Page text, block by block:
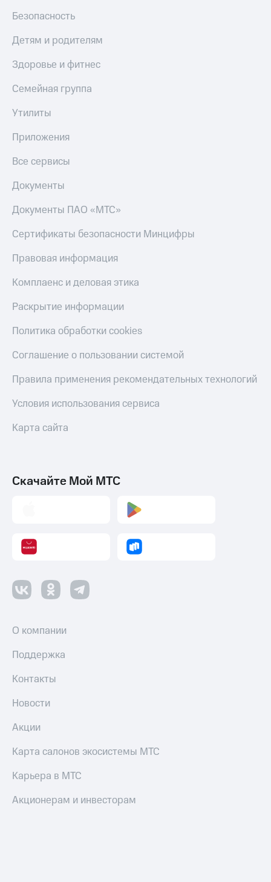
с
телефона
на карту
МТС Pay
по QR-
магазин
и
часы
трекеры
Умный
дом
Планшеты
Акции
скидки
Все
Безопасность
Детям и родителям
Здоровье и фитнес
Семейная группа
Утилиты
Приложения
Все сервисы
Документы
Документы ПАО «МТС»
Сертификаты безопасности Минцифры
Правовая информация
Комплаенс и деловая этика
Раскрытие информации
Политика обработки cookies
Соглашение о пользовании системой
Правила применения рекомендательных технологий
Условия использования сервиса
Карта сайта
Скачайте Мой МТС
О компании
Поддержка
Контакты
Новости
Акции
Карта салонов экосистемы МТС
Карьера в МТС
Акционерам и инвесторам